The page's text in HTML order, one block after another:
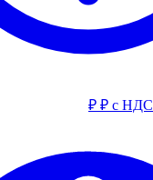
₽ ₽ с НДС